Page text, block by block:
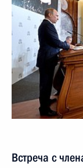
Встреча с